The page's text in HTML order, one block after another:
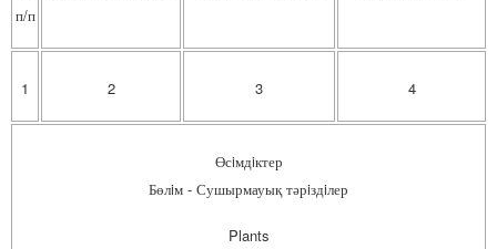
п/п
1 2 3 4
Өсiмдiктер
Бөлiм - Сушырмауық тәрiздiлер
Plants